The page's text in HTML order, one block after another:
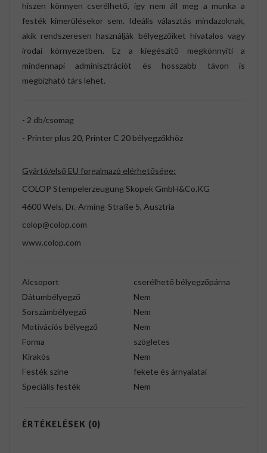
hiszen könnyen cserélhető, így nem áll meg a munka a
festék kimerülésekor sem. Ideális választás mindazoknak,
akik rendszeresen használják bélyegzőiket hivatalos vagy
irodai környezetben. Ez a kiegészítő megkönnyíti a
mindennapi adminisztrációt és hosszabb távon is
megbízható társ lehet.
- 2 db/csomag
- Printer plus 20, Printer C 20 bélyegzőkhöz
Gyártó/első EU forgalmazó elérhetősége:
COLOP Stempelerzeugung Skopek GmbH&Co.KG
4600 Wels, Dr.-Arming-Straße 5, Ausztria
colop@colop.com
www.colop.com
Alcsoport
cserélhető bélyegzőpárna
Dátumbélyegző
Nem
Sorszámbélyegző
Nem
Motivációs bélyegző
Nem
Forma
szögletes
Kirakós
Nem
Festék színe
fekete és árnyalatai
Speciális festék
Nem
ÉRTÉKELÉSEK (0)